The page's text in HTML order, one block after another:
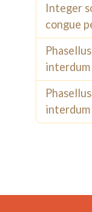
Integer
congue